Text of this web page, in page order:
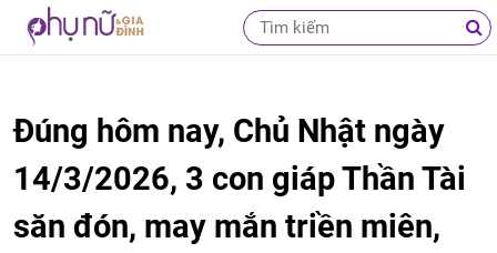
Đúng hôm nay, Chủ Nhật ngày
14/3/2026, 3 con giáp Thần Tài
săn đón, may mắn triền miên,